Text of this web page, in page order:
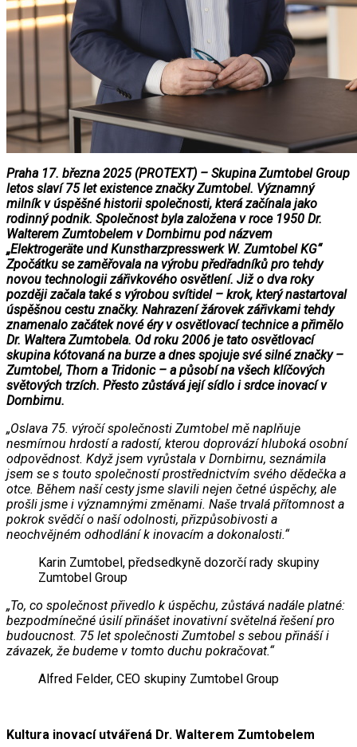
Praha 17. března 2025 (PROTEXT) – Skupina Zumtobel Group
letos slaví 75 let existence značky Zumtobel. Významný
milník v úspěšné historii společnosti, která začínala jako
rodinný podnik. Společnost byla založena v roce 1950 Dr.
Walterem Zumtobelem v Dornbirnu pod názvem
„Elektrogeräte und Kunstharzpresswerk W. Zumtobel KG“
Zpočátku se zaměřovala na výrobu předřadníků pro tehdy
novou technologii zářivkového osvětlení. Již o dva roky
později začala také s výrobou svítidel – krok, který nastartoval
úspěšnou cestu značky. Nahrazení žárovek zářivkami tehdy
znamenalo začátek nové éry v osvětlovací technice a přimělo
Dr. Waltera Zumtobela. Od roku 2006 je tato osvětlovací
skupina kótovaná na burze a dnes spojuje své silné značky –
Zumtobel, Thorn a Tridonic – a působí na všech klíčových
světových trzích. Přesto zůstává její sídlo i srdce inovací v
Dornbirnu.
„Oslava 75. výročí společnosti Zumtobel mě naplňuje
nesmírnou hrdostí a radostí, kterou doprovází hluboká osobní
odpovědnost. Když jsem vyrůstala v Dornbirnu, seznámila
jsem se s touto společností prostřednictvím svého dědečka a
otce. Během naší cesty jsme slavili nejen četné úspěchy, ale
prošli jsme i významnými změnami. Naše trvalá přítomnost a
pokrok svědčí o naší odolnosti, přizpůsobivosti a
neochvějném odhodlání k inovacím a dokonalosti.“
Karin Zumtobel, předsedkyně dozorčí rady skupiny
Zumtobel Group
„To, co společnost přivedlo k úspěchu, zůstává nadále platné:
bezpodmínečné úsilí přinášet inovativní světelná řešení pro
budoucnost. 75 let společnosti Zumtobel s sebou přináší i
závazek, že budeme v tomto duchu pokračovat.“
Alfred Felder, CEO skupiny Zumtobel Group
Kultura inovací utvářená Dr. Walterem Zumtobelem